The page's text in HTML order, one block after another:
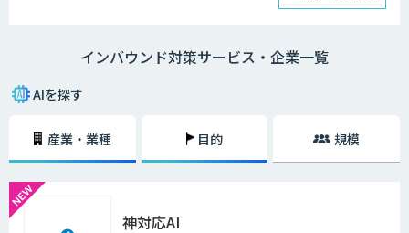
提供できるAIは、観光業界を支える味方となることでしょう。
インバウンド対策サービス・企業一覧
AIを探す
産業・業種 目的 規模
神対応AI